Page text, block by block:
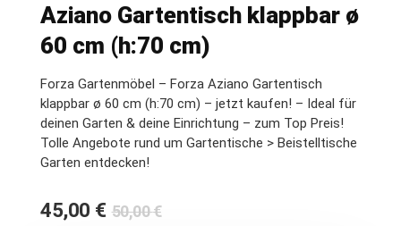
Aziano Gartentisch klappbar ø
60 cm (h:70 cm)
Forza Gartenmöbel – Forza Aziano Gartentisch
klappbar ø 60 cm (h:70 cm) – jetzt kaufen! – Ideal für
deinen Garten & deine Einrichtung – zum Top Preis!
Tolle Angebote rund um Gartentische > Beistelltische
Garten entdecken!
50,00€Ursprünglicher
45,00 €
Aktueller